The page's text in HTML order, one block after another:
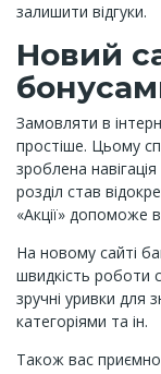
залишити відгуки.
Новий
Замовляти в
простіше. Цьому
зроблена
розділ став
«Акції» допоможе
На новому сайті
швидкість роботи
зручні уривки для
категоріями та ін.
Також вас приємно